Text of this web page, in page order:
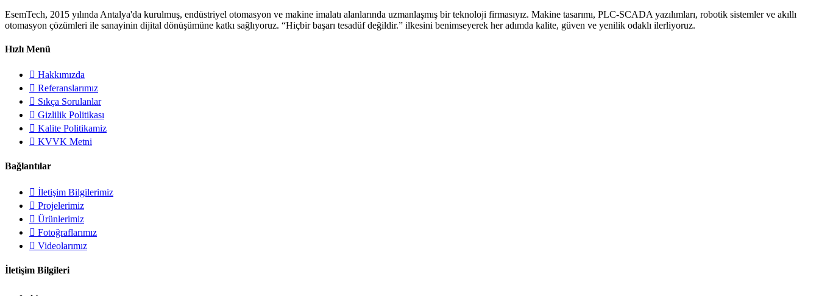
EsemTech, 2015 yılında Antalya'da kurulmuş, endüstriyel otomasyon ve makine imalatı alanlarında uzmanlaşmış bir teknoloji firmasıyız. Makine tasarımı, PLC-SCADA yazılımları, robotik sistemler ve akıllı
otomasyon çözümleri ile sanayinin dijital dönüşümüne katkı sağlıyoruz. “Hiçbir başarı tesadüf değildir.” ilkesini benimseyerek her adımda kalite, güven ve yenilik odaklı ilerliyoruz.
Hızlı Menü
Hakkımızda
Referanslarımız
Sıkça Sorulanlar
Gizlilik Politikası
Kalite Politikamiz
KVVK Metni
Bağlantılar
İletişim Bilgilerimiz
Projelerimiz
Ürünlerimiz
Fotoğraflarımız
Videolarımız
İletişim Bilgileri